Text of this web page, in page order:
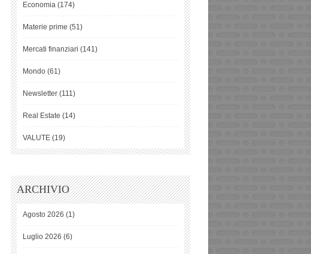
Economia (174)
Materie prime (51)
Mercati finanziari (141)
Mondo (61)
Newsletter (111)
Real Estate (14)
VALUTE (19)
ARCHIVIO
Agosto 2026 (1)
Luglio 2026 (6)